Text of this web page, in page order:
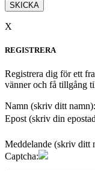
SKICKA
X
REGISTRERA
Registrera dig för ett
vänner och få tillgång
Namn (skriv ditt namn):
Epost (skriv din
Meddelande (skriv ditt
Captcha: